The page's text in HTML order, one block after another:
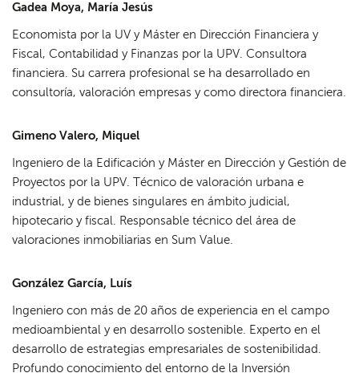
Gadea Moya, María Jesús
Economista por la UV y Máster en Dirección Financiera y
Fiscal, Contabilidad y Finanzas por la UPV. Consultora
financiera. Su carrera profesional se ha desarrollado en
consultoría, valoración empresas y como directora financiera.
Gimeno Valero, Miquel
Ingeniero de la Edificación y Máster en Dirección y Gestión de
Proyectos por la UPV. Técnico de valoración urbana e
industrial, y de bienes singulares en ámbito judicial,
hipotecario y fiscal. Responsable técnico del área de
valoraciones inmobiliarias en Sum Value.
González García, Luís
Ingeniero con más de 20 años de experiencia en el campo
medioambiental y en desarrollo sostenible. Experto en el
desarrollo de estrategias empresariales de sostenibilidad.
Profundo conocimiento del entorno de la Inversión